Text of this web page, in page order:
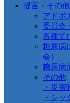
提言・その他
アドボ
委員会
各種て
糖尿病
会）
糖尿病
その他
・災害
・シ